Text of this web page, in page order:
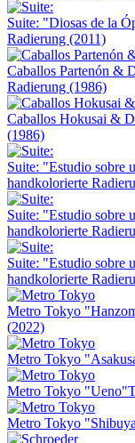
Suite: "Diosas de la
Radierung (2011)
Caballos Partenón &
Radierung (1986)
Caballos Hokusai &
(1986)
Suite: "Estudio sobre
handkolorierte
Suite: "Estudio sobre
handkolorierte
Suite: "Estudio sobre
handkolorierte
Metro Tokyo
(2022)
Metro Tokyo
Metro Tokyo "Ueno"
Metro Tokyo